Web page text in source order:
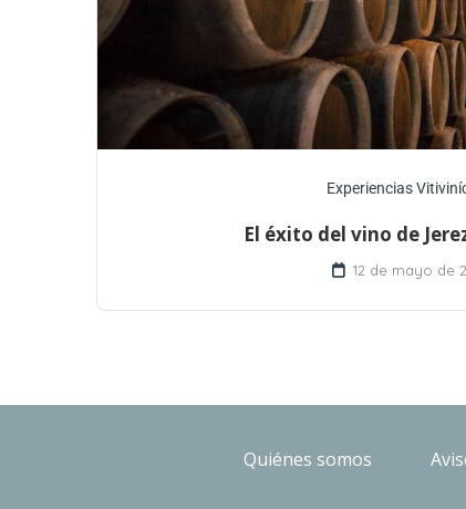
Experiencias
El éxito del vino de
12 de mayo de
Quiénes somos